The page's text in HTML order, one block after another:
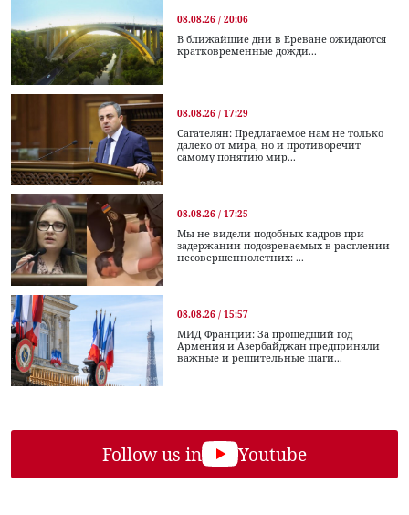
08.08.26 / 20:06
В ближайшие дни в Ереване ожидаются
кратковременные дожди...
08.08.26 / 17:29
Сагателян: Предлагаемое нам не только
далеко от мира, но и противоречит
самому понятию мир...
08.08.26 / 17:25
Мы не видели подобных кадров при
задержании подозреваемых в растлении
несовершеннолетних: ...
08.08.26 / 15:57
МИД Франции: За прошедший год
Армения и Азербайджан предприняли
важные и решительные шаги...
Follow us in Youtube